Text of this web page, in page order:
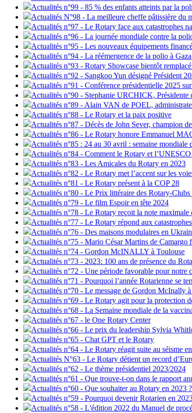
Actualités n°99 - 85 % des enfants atteints par la
Actualités N°98 - La meilleure cheffe pâtissière du
Actualités n°97 - Le Rotary face aux catastrophes
Actualités n°96 - La journée mondiale contre la
Actualités n°95 - Les nouveaux équipements
Actualités n°94 - La réémergence de la polio à Gaza
Actualités n°93 - Rotary Showcase bientôt
Actualités n°92 - Sangkoo Yun désigné Président
Actualités n°91 - Conférence présidentielle 2025
Actualités n°90 - Stephanie URCHICK, Présidente
Actualités n°89 - Alain VAN de POEL,
Actualités n°88 - Le Rotary et la paix positive
Actualités n°87 - Décès de John Sever, champion
Actualités n°86 - Le Rotary honore Emmanuel
Actualités n°85 : 24 au 30 avril : semaine mondiale
Actualités n°84 - Comment le Rotary et
Actualités n°83 - Les Amicales du Rotary en 2023
Actualités n°82 - Le Rotary met l’accent sur les
Actualités n°81 - Le Rotary présent à la COP 28
Actualités n°80 - Le Prix littéraire des Rotary-Clubs
Actualités n°79 - Le film Espoir en tête 2024
Actualités n°78 - Le Rotary reçoit la note
Actualités n°77 - Le Rotary répond aux
Actualités n°76 - Des maisons modulaires en
Actualités n°75 - Mario César Martins de Camargo
Actualités n°74 - Gordon McINALLY à Toulouse
Actualités n°73 - 2023: 100 ans de présence du
Actualités n°72 - Une période favorable pour notre
Actualités n°71 - Pourquoi l’année Rotarienne se
Actualités n°70 - Le message de Gordon McInally
Actualités n°69 - Le Rotary agit pour la protection
Actualités n°68 - La Semaine mondiale de la
Actualités n°67 - le One Rotary Center
Actualités n°66 - Le prix du leadership Sylvia
Actualités n°65 - Chat GPT et le Rotary
Actualités n°64 - Le Rotary réagit suite au séisme
Actualités N°63 - Le Rotary détient un record
Actualités n°62 - Le thème présidentiel 2023/2024
Actualités n°61 - Que trouve-t-on dans le rapport
Actualités n°60 - Que souhaiter au Rotary en 2023 ?
Actualités n°59 - Pourquoi devenir Rotarien en
Actualités n°58 - L'édition 2022 du Manuel de